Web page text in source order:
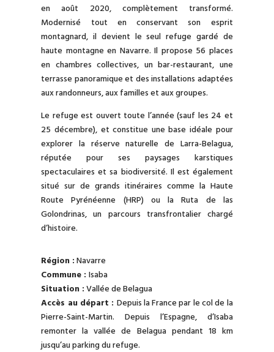
en août 2020, complètement transformé.
Modernisé tout en conservant son esprit
montagnard, il devient le seul refuge gardé de
haute montagne en Navarre. Il propose 56 places
en chambres collectives, un bar-restaurant, une
terrasse panoramique et des installations adaptées
aux randonneurs, aux familles et aux groupes.
Le refuge est ouvert toute l’année (sauf les 24 et
25 décembre), et constitue une base idéale pour
explorer la réserve naturelle de Larra-Belagua,
réputée pour ses paysages karstiques
spectaculaires et sa biodiversité. Il est également
situé sur de grands itinéraires comme la Haute
Route Pyrénéenne (HRP) ou la Ruta de las
Golondrinas, un parcours transfrontalier chargé
d’histoire.
Région : Navarre
Commune :Isaba
Situation : Vallée de Belagua
Accès au départ : Depuis la France par le col de la
Pierre-Saint-Martin. Depuis l’Espagne, d’Isaba
remonter la vallée de Belagua pendant 18 km
jusqu’au parking du refuge.